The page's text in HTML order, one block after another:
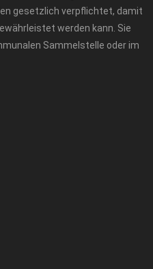
gesetzlich verpflichtet, damit
werden kann. Sie
Sammelstelle oder im